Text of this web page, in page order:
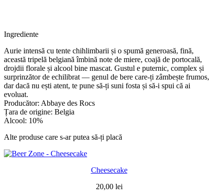
Ingrediente
Aurie intensă cu tente chihlimbarii și o spumă generoasă, fină,
această tripelă belgiană îmbină note de miere, coajă de portocală,
drojdii florale și alcool bine mascat. Gustul e puternic, complex și
surprinzător de echilibrat — genul de bere care-ți zâmbește frumos,
dar dacă nu ești atent, te pune să-ți suni fosta și să-i spui că ai
evoluat.
Producător: Abbaye des Rocs
Țara de origine: Belgia
Alcool: 10%
Alte produse care s-ar putea să-ți placă
Cheesecake
20,00 lei